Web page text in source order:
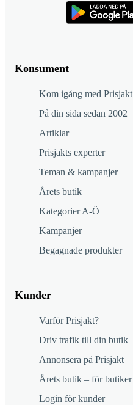
Konsument
Kom igång med Prisjakt
På din sida sedan 2002
Artiklar
Prisjakts experter
Teman & kampanjer
Årets butik
Kategorier A-Ö
Kampanjer
Begagnade produkter
Kunder
Varför Prisjakt?
Driv trafik till din butik
Annonsera på Prisjakt
Årets butik – för butiker
Login för kunder